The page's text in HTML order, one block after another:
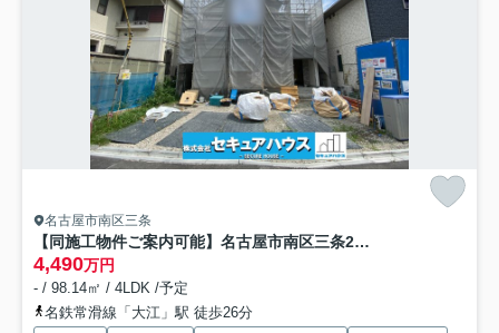
名古屋市南区三条
【同施工物件ご案内可能】名古屋市南区三条2丁目 全1棟
4,490万円
- / 98.14㎡ / 4LDK /予定
名鉄常滑線「大江」駅 徒歩26分